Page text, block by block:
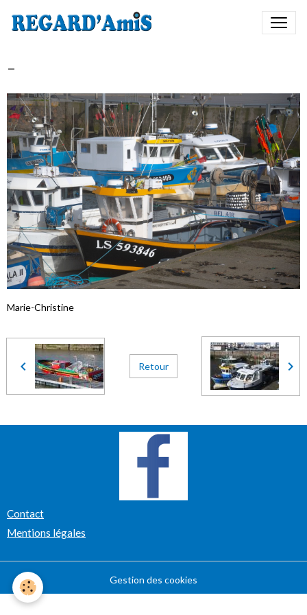
-
Marie-Christine
Retour
Contact
Mentions légales
Gestion des cookies